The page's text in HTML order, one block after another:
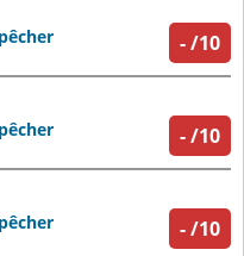
-/10
pêcher
-/10
pêcher
-/10
pêcher